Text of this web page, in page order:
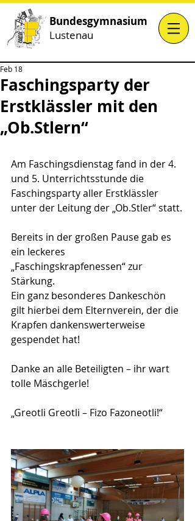
Bundesgymnasium
Lustenau
Faschingsparty der
Erstklässler mit den
„Ob.Stlern“
Feb 18
Am Faschingsdienstag fand in der 4.
und 5. Unterrichtsstunde die
Faschingsparty aller Erstklässler
unter der Leitung der „Ob.Stler“ statt.
Bereits in der großen Pause gab es
ein leckeres
„Faschingskrapfenessen“ zur
Stärkung.
Ein ganz besonderes Dankeschön
gilt hierbei dem Elternverein, der die
Krapfen dankenswerterweise
gespendet hat!
Danke an alle Beteiligten – ihr wart
tolle Mäschgerle!
„Greotli Greotli – Fizo Fazoneotli!“